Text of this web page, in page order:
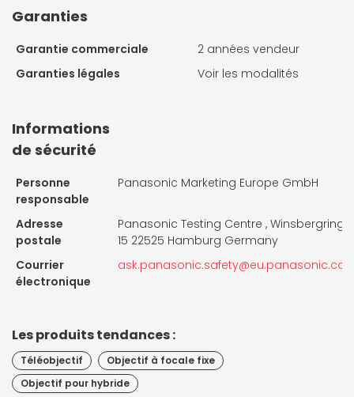
Garanties
Garantie commerciale
2 années vendeur
Garanties légales
Voir les modalités
Informations
de sécurité
Personne
responsable
Panasonic Marketing Europe GmbH
Adresse
postale
Panasonic Testing Centre , Winsbergring
15 22525 Hamburg Germany
Courrier
électronique
Les produits tendances :
Téléobjectif
Objectif à focale fixe
Objectif pour hybride